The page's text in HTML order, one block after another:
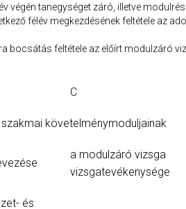
végén tanegységet záró, illetve
félév megkezdésének feltétele az
bocsátás feltétele az előírt modulzáró
C
követelménymoduljainak
a modulzáró vizsga
vizsgatevékenysége
és